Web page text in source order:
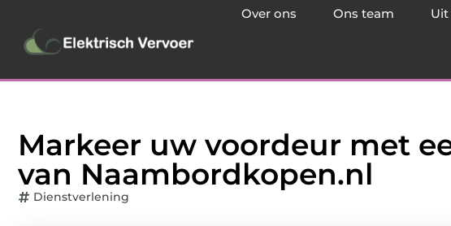
Over ons Ons team Uit
Markeer uw voordeur met
van Naambordkopen.nl
Dienstverlening